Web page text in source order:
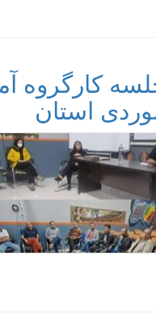
کارگروه
استان